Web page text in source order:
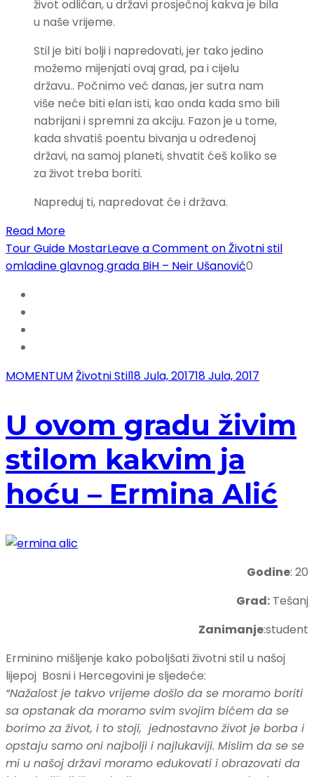
život odličan, u državi prosječnoj kakva je bila
u naše vrijeme.
Stil je biti bolji i napredovati, jer tako jedino
možemo mijenjati ovaj grad, pa i cijelu
državu.. Počnimo već danas, jer sutra nam
više neće biti elan isti, kao onda kada smo bili
nabrijani i spremni za akciju. Fazon je u tome,
kada shvatiš poentu bivanja u određenoj
državi, na samoj planeti, shvatit ćeš koliko se
za život treba boriti.
Napreduj ti, napredovat će i država.
Read More
Tour Guide MostarLeave a Comment on Životni stil
omladine glavnog grada BiH – Neir Ušanović0
MOMENTUMŽivotni Stil18 Jula, 201718 Jula, 2017
U ovom gradu živim
stilom kakvim ja
hoću – Ermina Alić
Godine: 20
Grad: Tešanj
Zanimanje:student
Erminino mišljenje kako poboljšati životni stil u našoj
lijepoj Bosni i Hercegovini je sljedeće:
“Nažalost je takvo vrijeme došlo da se moramo boriti
sa opstanak da moramo svim svojim bićem da se
borimo za život, i to stoji, jednostavno život je borba i
opstaju samo oni najbolji i najlukaviji. Mislim da se se
mi u našoj državi moramo edukovati i obrazovati da